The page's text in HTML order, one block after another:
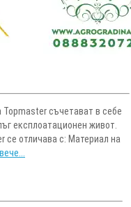
съчетават в себе
експлоатационен живот.
се отличава с: Материал на